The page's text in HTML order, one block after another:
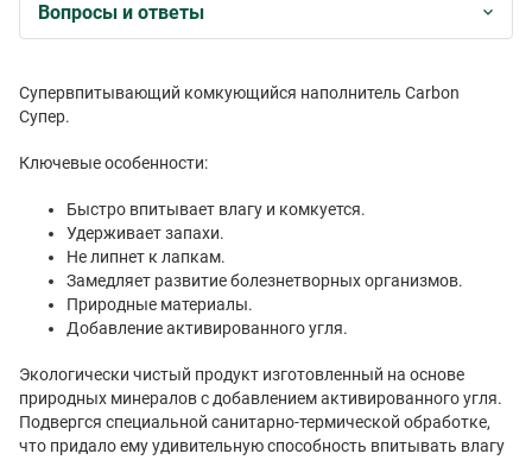
Вопросы и ответы
Супервпитывающий комкующийся наполнитель Carbon
Супер.
Ключевые особенности:
Быстро впитывает влагу и комкуется.
Удерживает запахи.
Не липнет к лапкам.
Замедляет развитие болезнетворных организмов.
Природные материалы.
Добавление активированного угля.
Экологически чистый продукт изготовленный на основе
природных минералов с добавлением активированного угля.
Подвергся специальной санитарно-термической обработке,
что придало ему удивительную способность впитывать влагу